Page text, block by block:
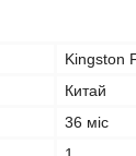
Kingston
Китай
36 міс